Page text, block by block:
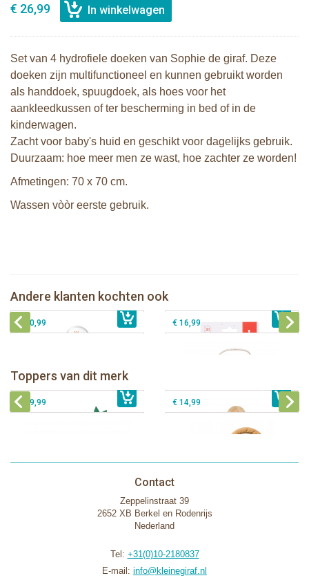
€ 26,99
Set van 4 hydrofiele doeken van Sophie de giraf. Deze
doeken zijn multifunctioneel en kunnen gebruikt worden
als handdoek, spuugdoek, als hoes voor het
aankleedkussen of ter bescherming in bed of in de
kinderwagen.
Zacht voor baby's huid en geschikt voor dagelijks gebruik.
Duurzaam: hoe meer men ze wast, hoe zachter ze worden!
Afmetingen: 70 x 70 cm.
Wassen vòòr eerste gebruik.
Andere klanten kochten ook
€ 14,99
2 Sophie de giraf zonneschermen
€ 10,99 € 16,99
Toppers van dit merk
€ 26,99
Sophie de giraf Baby Seat & Play
Sophie de giraf Activity Wheel
€ 39,99 € 14,99
Contact
Zeppelinstraat 39
2652 XB Berkel en Rodenrijs
Nederland
Tel: +31(0)10-2180837
E-mail: info@kleinegiraf.nl